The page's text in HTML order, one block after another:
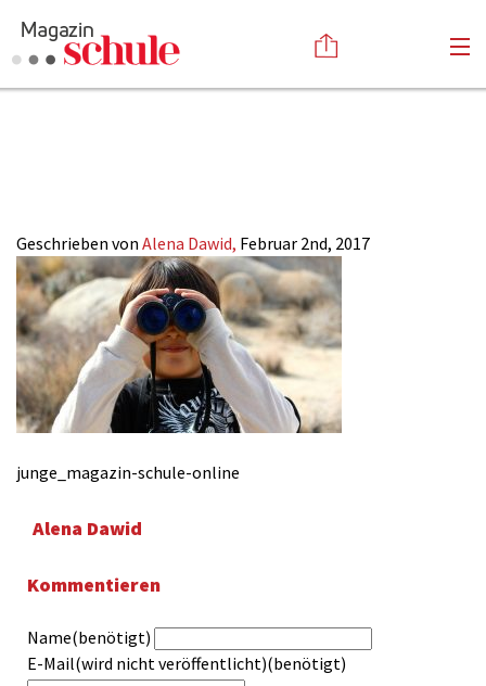
Mediadaten
Kontakt
Impressum
Anmelden
Geschrieben von Alena Dawid, Februar 2nd, 2017
junge_magazin-schule-online
Alena Dawid
Kommentieren
Name(benötigt)
E-Mail(wird nicht veröffentlicht)(benötigt)